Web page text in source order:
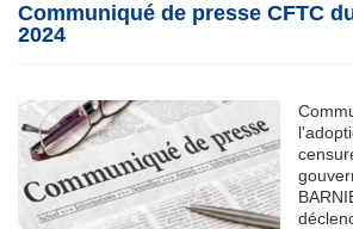
Communiqué de presse CFTC
2024